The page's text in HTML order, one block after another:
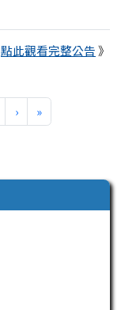
點此觀看完整公告》
›下一頁
»最後頁